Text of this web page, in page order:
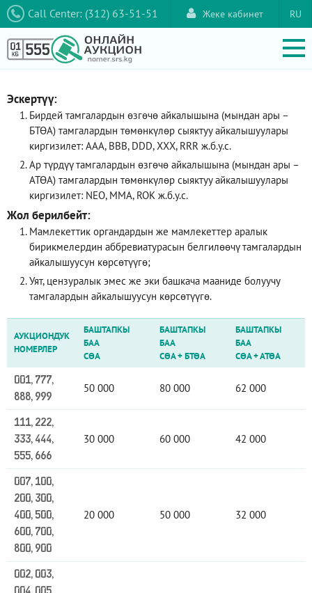
Call Center: (312) 63-51-51 RU
Жеке кабинет
Эскертүү:
Бирдей тамгалардын өзгөчө айкалышына (мындан ары –
БТӨА) тамгалардын төмөнкүлөр сыяктуу айкалышуулары
киргизилет: AAA, ВВВ, DDD, XXX, RRR ж.б.у.с.
Ар түрдүү тамгалардын өзгөчө айкалышына (мындан ары –
АТӨА) тамгалардын төмөнкүлөр сыяктуу айкалышуулары
киргизилет: NEO, ММА, ROK ж.б.у.с.
Жол берилбейт:
Мамлекеттик органдардын же мамлекеттер аралык
бирикмелердин аббревиатурасын белгилөөчү тамгалардын
айкалышуусун көрсөтүүгө;
Уят, цензуралык эмес же эки башкача мааниде болуучу
тамгалардын айкалышуусун көрсөтүүгө.
АУКЦИОНДУК
НОМЕРЛЕР
БАШТАПКЫ
БАА
СӨА
БАШТАПКЫ
БАА
СӨА+БТӨА
БАШТАПКЫ
БАА
СӨА+АТӨА
001, 777,
888, 999
50 000 80 000 62 000
111, 222,
333, 444,
555, 666
30 000 60 000 42 000
007, 100,
200, 300,
400, 500,
600, 700,
800, 900
20 000 50 000 32 000
002, 003,
004, 005,